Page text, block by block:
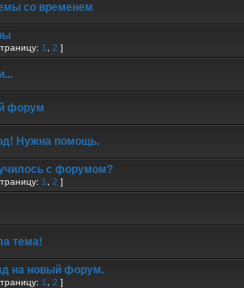
со временем
1 2 ]
форум
Нужна помощь.
с форумом?
1 2 ]
тема!
на новый форум.
1 2 ]